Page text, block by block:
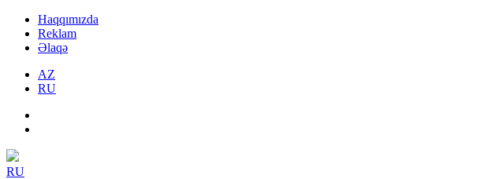
Haqqımızda
Reklam
Əlaqə
AZ
RU
RU